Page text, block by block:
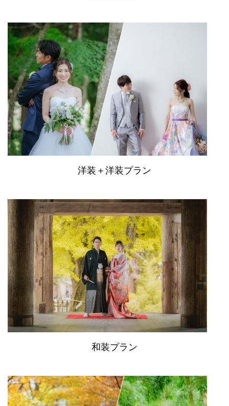
洋装＋洋装プラン
和装プラン